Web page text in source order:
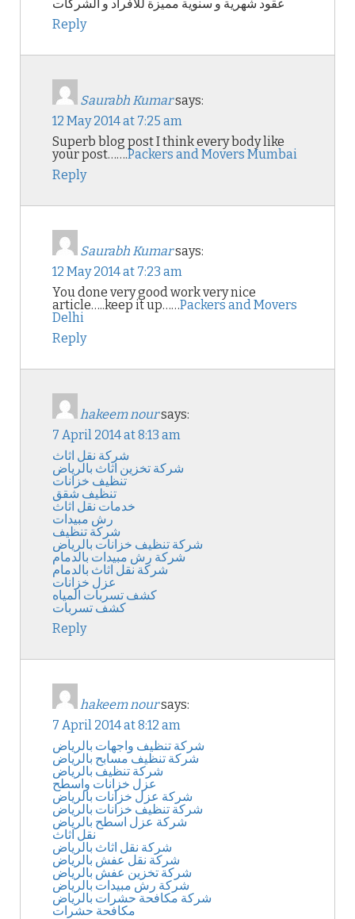
عقود شهرية و سنوية مميزة للأفراد و الشركات
Reply
Saurabh Kumarsays:
12 May 2014 at 7:25 am
Superb blog post I think every body like
your post…….Packers and Movers Mumbai
Reply
Saurabh Kumarsays:
12 May 2014 at 7:23 am
You done very good work very nice
article…..keep it up……Packers and Movers
Delhi
Reply
hakeem noursays:
7 April 2014 at 8:13 am
شركة نقل اثاث
شركة تخزين اثاث بالرياض
تنظيف خزانات
تنظيف شقق
خدمات نقل اثاث
رش مبيدات
شركة تنظيف
شركة تنظيف خزانات بالرياض
شركة رش مبيدات بالدمام
شركة نقل اثاث بالدمام
عزل خزانات
كشف تسربات المياه
كشف تسربات
Reply
hakeem noursays:
7 April 2014 at 8:12 am
شركة تنظيف واجهات بالرياض
شركة تنظيف مسابح بالرياض
شركة تنظيف بالرياض
عزل خزانات واسطح
شركة عزل خزانات بالرياض
شركة تنظيف خزانات بالرياض
شركة عزل اسطح بالرياض
نقل اثاث
شركة نقل اثاث بالرياض
شركة نقل عفش بالرياض
شركة تخزين عفش بالرياض
شركة رش مبيدات بالرياض
شركة مكافحة حشرات بالرياض
مكافحة حشرات